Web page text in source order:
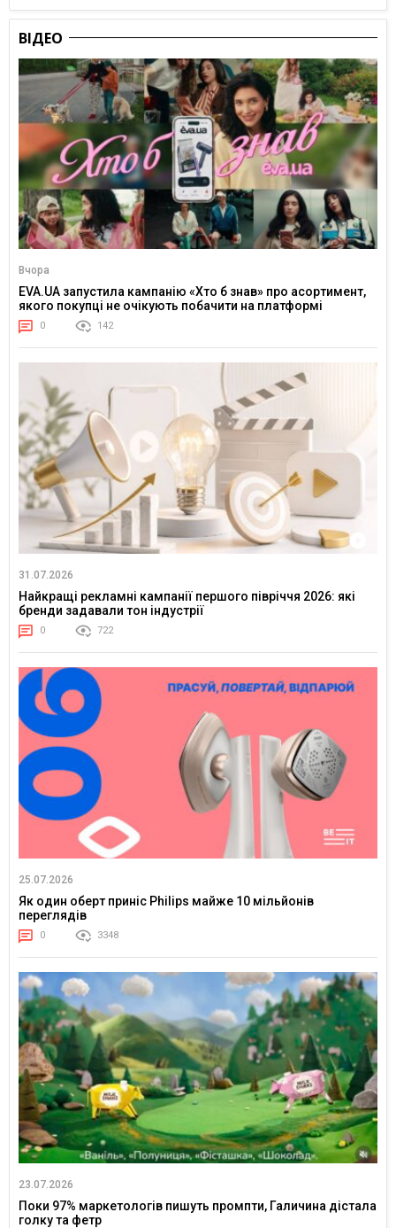
ВІДЕО
Вчора
EVA.UA запустила кампанію «Хто б знав» про асортимент,
якого покупці не очікують побачити на платформі
0 142
31.07.2026
Найкращі рекламні кампанії першого півріччя 2026: які
бренди задавали тон індустрії
0 722
25.07.2026
Як один оберт приніс Philips майже 10 мільйонів
переглядів
0 3348
23.07.2026
Поки 97% маркетологів пишуть промпти, Галичина дістала
голку та фетр